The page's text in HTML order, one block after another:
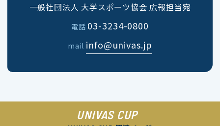
一般社団法人 大学スポーツ協会 広報担当宛
電話 03-3234-0800
mail info@univas.jp
UNIVAS CUP